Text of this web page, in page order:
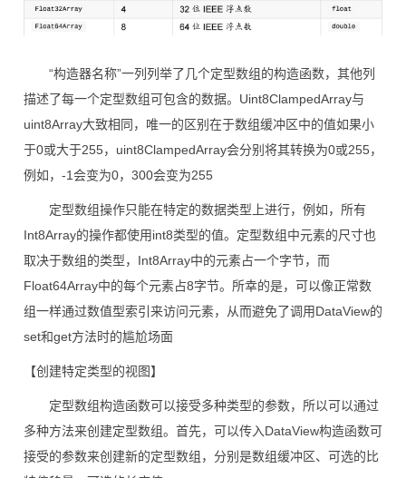
“构造器名称”一列列举了几个定型数组的构造函数，其他列
描述了每一个定型数组可包含的数据。Uint8ClampedArray与
uint8Array大致相同，唯一的区别在于数组缓冲区中的值如果小
于0或大于255，uint8ClampedArray会分别将其转换为0或255，
例如，-1会变为0，300会变为255
定型数组操作只能在特定的数据类型上进行，例如，所有
Int8Array的操作都使用int8类型的值。定型数组中元素的尺寸也
取决于数组的类型，Int8Array中的元素占一个字节，而
Float64Array中的每个元素占8字节。所幸的是，可以像正常数
组一样通过数值型索引来访问元素，从而避免了调用DataView的
set和get方法时的尴尬场面
【创建特定类型的视图】
定型数组构造函数可以接受多种类型的参数，所以可以通过
多种方法来创建定型数组。首先，可以传入DataView构造函数可
接受的参数来创建新的定型数组，分别是数组缓冲区、可选的比